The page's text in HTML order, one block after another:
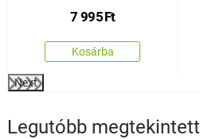
7 995Ft
Kosárba
Next
Legutóbb megtekintett